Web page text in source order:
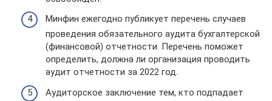
Минфин ежегодно публикует перечень случаев
проведения обязательного аудита бухгалтерской
(финансовой) отчетности. Перечень поможет
определить, должна ли организация проводить
аудит отчетности за 2022 год.
Аудиторское заключение тем, кто подпадает